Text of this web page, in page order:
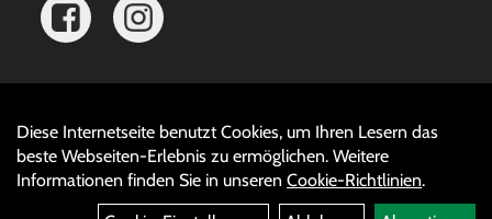
Diese Internetseite benutzt Cookies, um Ihren Lesern das
beste Webseiten-Erlebnis zu ermöglichen. Weitere
Informationen finden Sie in unseren Cookie-Richtlinien.
Auftrag widerrufen